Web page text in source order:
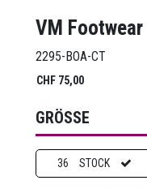
VM
2295-BOA-CT
CHF 75,00
GRÖSSE
36 STOCK